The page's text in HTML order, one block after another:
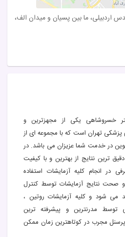
اردبیلی، ما بین پسیان و میدان الف،
خسروشاهی یکی از مجهزترین و
پزشکی تهران است که با مجموعه ای از
در خدمت شما عزیزان می باشد. در
ترین نتایج از بهترین و با کیفیت
در انجام کلیه آزمایشات استفاده
نتایج آزمایشات توسط کنترل
می شود و کلیه آزمایشات روتین ،
مدرنترین و پیشرفته ترین
مجرب در کوتاهترین زمان ممکن